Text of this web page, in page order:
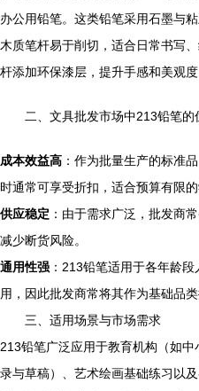
办公用铅笔。这类铅笔采用石墨与
木质笔杆易于削切，适合日常书写
杆添加环保漆层，提升手感和美观度
二、文具批发市场中213铅笔的
成本效益高 ：作为批量生产的标准
时通常可享受折扣，适合预算有限的
供应稳定 ：由于需求广泛，批发商
减少断货风险。
通用性强 ：213铅笔适用于各年龄
用，因此批发商常将其作为基础品类
三、适用场景与市场需求
213铅笔广泛应用于教育机构（如
录与草稿）、艺术绘画基础练习以